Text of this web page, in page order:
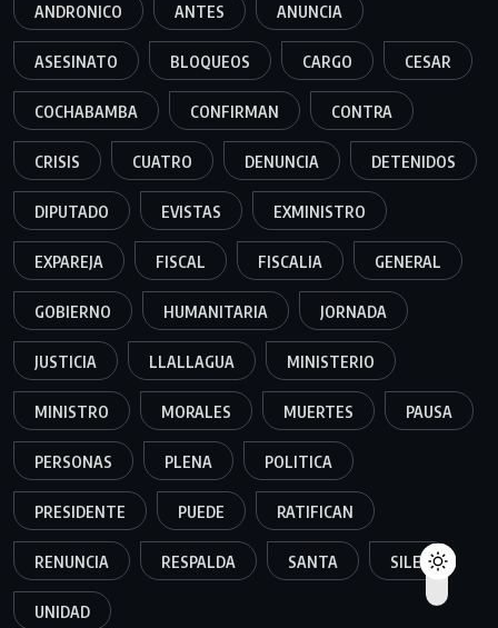
ANDRONICO ANTES ANUNCIA
ASESINATO BLOQUEOS CARGO CESAR
COCHABAMBA CONFIRMAN CONTRA
CRISIS CUATRO DENUNCIA DETENIDOS
DIPUTADO EVISTAS EXMINISTRO
EXPAREJA FISCAL FISCALIA GENERAL
GOBIERNO HUMANITARIA JORNADA
JUSTICIA LLALLAGUA MINISTERIO
MINISTRO MORALES MUERTES PAUSA
PERSONAS PLENA POLITICA
PRESIDENTE PUEDE RATIFICAN
RENUNCIA RESPALDA SANTA SILES
UNIDAD